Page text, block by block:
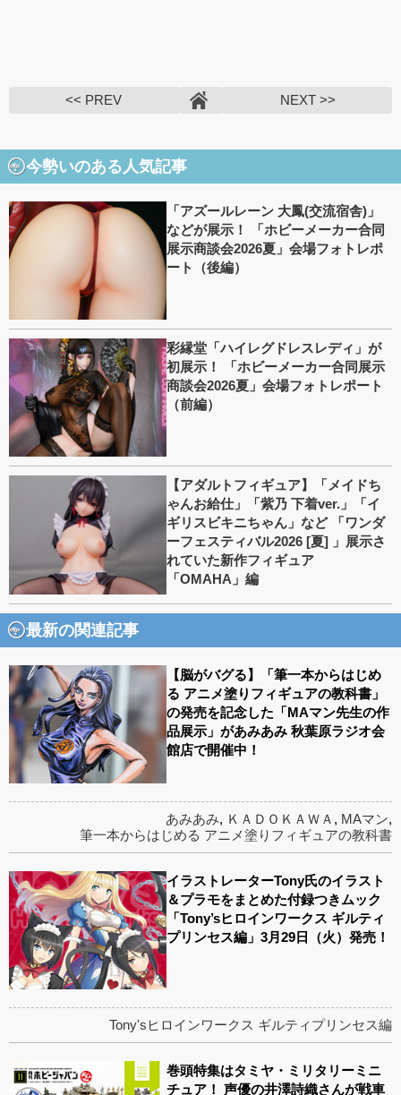
<< PREV NEXT >>
今勢いのある人気記事
「アズールレーン 大鳳(交流宿舎)」
などが展示！ 「ホビーメーカー合同
展示商談会2026夏」会場フォトレポ
ート（後編）
彩縁堂「ハイレグドレスレディ」が
初展示！ 「ホビーメーカー合同展示
商談会2026夏」会場フォトレポート
（前編）
【アダルトフィギュア】「メイドち
ゃんお給仕」「紫乃 下着ver.」「イ
ギリスビキニちゃん」など 「ワンダ
ーフェスティバル2026 [夏] 」展示さ
れていた新作フィギュア
「OMAHA」編
最新の関連記事
【脳がバグる】「筆一本からはじめ
る アニメ塗りフィギュアの教科書」
の発売を記念した「MAマン先生の作
品展示」があみあみ 秋葉原ラジオ会
館店で開催中！
あみあみ, ＫＡＤＯＫＡＷＡ , MAマン,
筆一本からはじめる アニメ塗りフィギュアの教科書
イラストレーターTony氏のイラスト
＆プラモをまとめた付録つきムック
「Tony’sヒロインワークス ギルティ
プリンセス編」3月29日（火）発売！
Tony'sヒロインワークス ギルティプリンセス編
巻頭特集はタミヤ・ミリタリーミニ
チュア！ 声優の井澤詩織さんが戦車